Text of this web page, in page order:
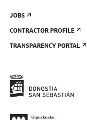
JOBS
CONTRACTOR PROFILE
TRANSPARENCY PORTAL